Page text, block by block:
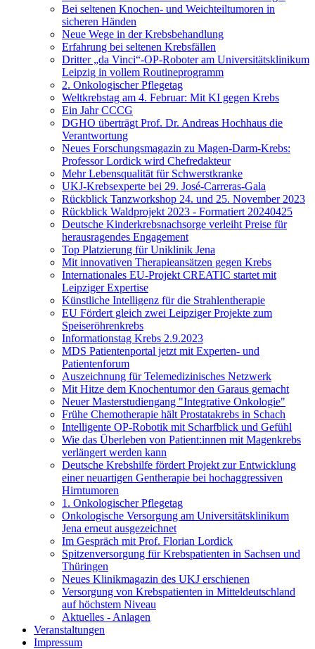
Bei seltenen Knochen- und Weichteiltumoren in
sicheren Händen
Neue Wege in der Krebsbehandlung
Erfahrung bei seltenen Krebsfällen
Dritter „da Vinci“-OP-Roboter am Universitätsklinikum
Leipzig in vollem Routineprogramm
2. Onkologischer Pflegetag
Weltkrebstag am 4. Februar: Mit KI gegen Krebs
Ein Jahr CCCG
DGHO überträgt Prof. Dr. Andreas Hochhaus die
Verantwortung
Neues Forschungsmagazin zu Magen-Darm-Krebs:
Professor Lordick wird Chefredakteur
Mehr Lebensqualität für Schwerstkranke
UKJ-Krebsexperte bei 29. José-Carreras-Gala
Rückblick Tanzworkshop 24. und 25. November 2023
Rückblick Waldprojekt 2023 - Formatiert 20240425
Deutsche Kinderkrebsnachsorge verleiht Preise für
herausragendes Engagement
Top Platzierung für Uniklinik Jena
Mit innovativen Therapieansätzen gegen Krebs
Internationales EU-Projekt CREATIC startet mit
Leipziger Expertise
Künstliche Intelligenz für die Strahlentherapie
EU Fördert gleich zwei Leipziger Projekte zum
Speiseröhrenkrebs
Informationstag Krebs 2.9.2023
MDS Patientenportal jetzt mit Experten- und
Patientenforum
Auszeichnung für Telemedizinisches Netzwerk
Mit Hitze dem Knochentumor den Garaus gemacht
Neuer Masterstudiengang "Integrative Onkologie"
Frühe Chemotherapie hält Prostatakrebs in Schach
Intelligente OP-Robotik mit Scharfblick und Gefühl
Wie das Überleben von Patient:innen mit Magenkrebs
verlängert werden kann
Deutsche Krebshilfe fördert Projekt zur Entwicklung
einer neuartigen Gentherapie bei hochaggressiven
Hirntumoren
1. Onkologischer Pflegetag
Onkologische Versorgung am Universitätsklinikum
Jena erneut ausgezeichnet
Im Gespräch mit Prof. Florian Lordick
Spitzenversorgung für Krebspatienten in Sachsen und
Thüringen
Neues Klinikmagazin des UKJ erschienen
Versorgung von Krebspatienten in Mitteldeutschland
auf höchstem Niveau
Aktuelles - Anlagen
Veranstaltungen
Impressum